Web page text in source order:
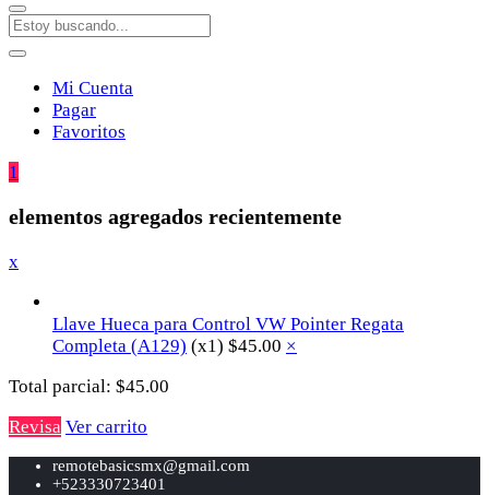
Mi Cuenta
Pagar
Favoritos
1
elementos agregados recientemente
x
Llave Hueca para Control VW Pointer Regata
Completa (A129) (x1) $45.00 ×
Total parcial: $45.00
Revisa Ver carrito
remotebasicsmx@gmail.com
+523330723401